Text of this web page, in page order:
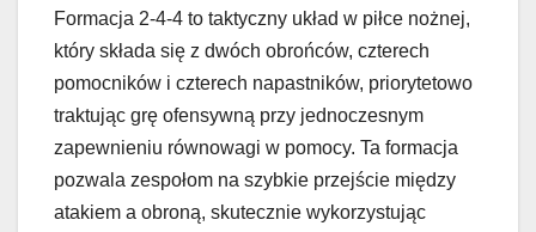
Formacja 2-4-4 to taktyczny układ w piłce nożnej,
który składa się z dwóch obrońców, czterech
pomocników i czterech napastników, priorytetowo
traktując grę ofensywną przy jednoczesnym
zapewnieniu równowagi w pomocy. Ta formacja
pozwala zespołom na szybkie przejście między
atakiem a obroną, skutecznie wykorzystując